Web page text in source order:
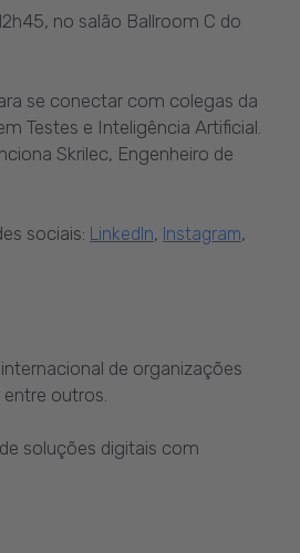
no salão Ballroom C do
se conectar com colegas da
Testes e Inteligência Artificial.
Skrilec, Engenheiro de
sociais: LinkedIn, Instagram,
de organizações
entre outros.
soluções digitais com